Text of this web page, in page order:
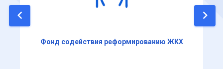
Фонд содействия реформированию ЖКХ